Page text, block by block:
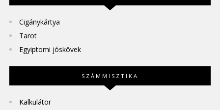
Cigánykártya
Tarot
Egyiptomi jóskövek
SZÁMMISZTIKA
Kalkulátor